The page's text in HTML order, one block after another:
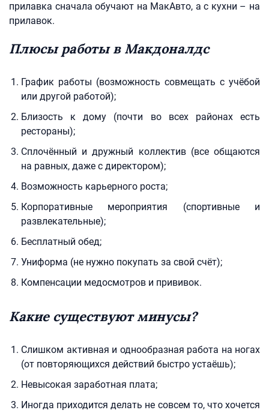
прилавка сначала обучают на МакАвто, а с кухни – на
прилавок.
Плюсы работы в Макдоналдс
График работы (возможность совмещать с учёбой
или другой работой);
Близость к дому (почти во всех районах есть
рестораны);
Сплочённый и дружный коллектив (все общаются
на равных, даже с директором);
Возможность карьерного роста;
Корпоративные мероприятия (спортивные и
развлекательные);
Бесплатный обед;
Униформа (не нужно покупать за свой счёт);
Компенсации медосмотров и прививок.
Какие существуют минусы?
Слишком активная и однообразная работа на ногах
(от повторяющихся действий быстро устаёшь);
Невысокая заработная плата;
Иногда приходится делать не совсем то, что хочется